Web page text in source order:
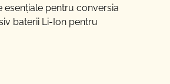
esențiale pentru conversia
baterii Li-Ion pentru